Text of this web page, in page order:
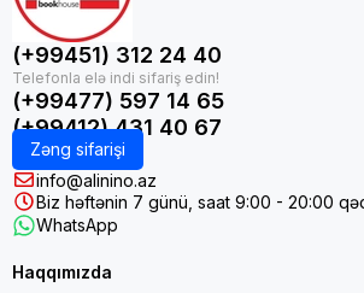
(+99451) 312 24 40
(+99477) 597 14 65
(+99412) 431 40 67
Zəng sifarişi
info@alinino.az
Biz həftənin 7 günü, saat 9:00 - 20:00
WhatsApp
Haqqımızda